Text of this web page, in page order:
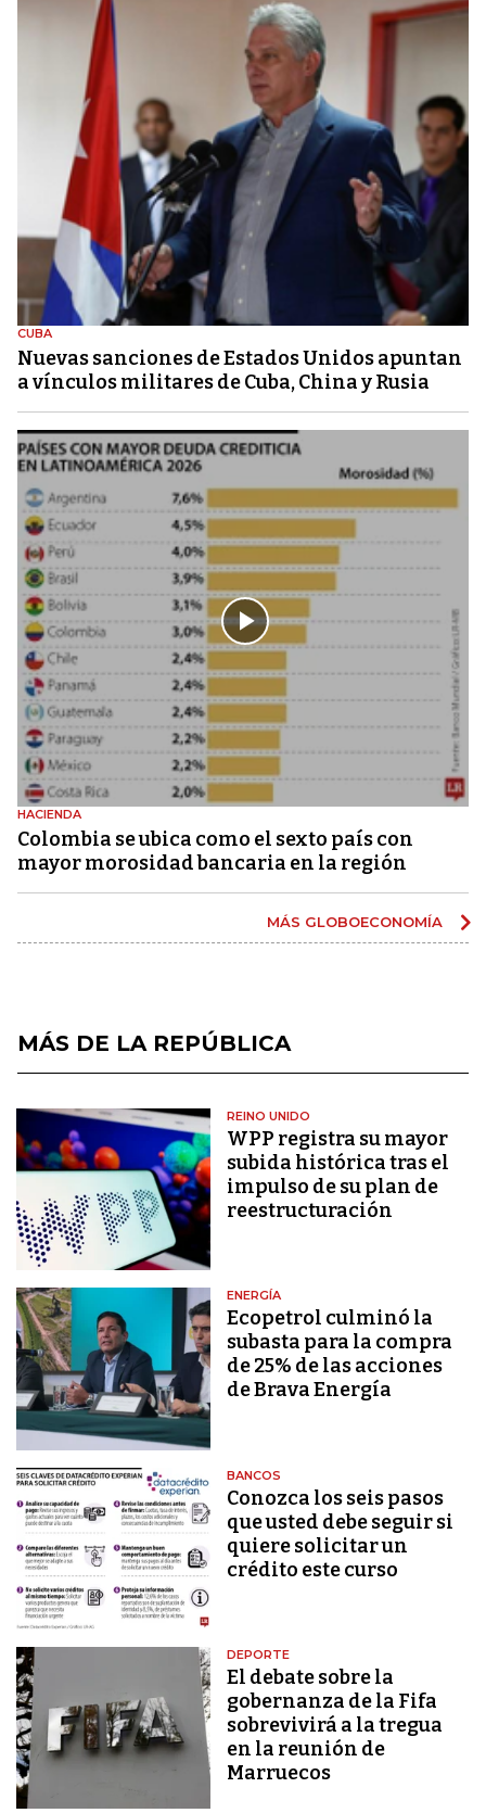
CUBA
Nuevas sanciones de Estados Unidos apuntan
a vínculos militares de Cuba, China y Rusia
HACIENDA
Colombia se ubica como el sexto país con
mayor morosidad bancaria en la región
MÁS GLOBOECONOMÍA
MÁS DE LA REPÚBLICA
REINO UNIDO
WPP registra su mayor
subida histórica tras el
impulso de su plan de
reestructuración
ENERGÍA
Ecopetrol culminó la
subasta para la compra
de 25% de las acciones
de Brava Energía
BANCOS
Conozca los seis pasos
que usted debe seguir si
quiere solicitar un
crédito este curso
DEPORTE
El debate sobre la
gobernanza de la Fifa
sobrevivirá a la tregua
en la reunión de
Marruecos